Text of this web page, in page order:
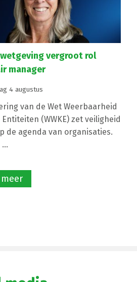
wetgeving vergroot rol
manager
4 augustus
van de Wet Weerbaarheid
(WWKE) zet veiligheid
de agenda van organisaties.